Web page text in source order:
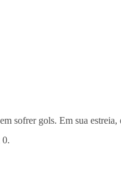
sofrer gols. Em sua
0.